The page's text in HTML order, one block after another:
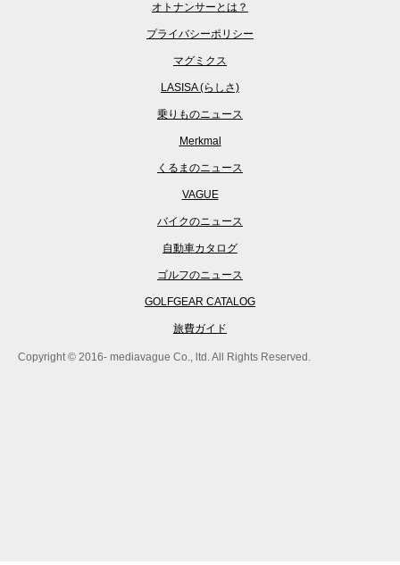
オトナンサーとは？
プライバシーポリシー
マグミクス
LASISA (らしさ)
乗りものニュース
Merkmal
くるまのニュース
VAGUE
バイクのニュース
自動車カタログ
ゴルフのニュース
GOLFGEAR CATALOG
旅費ガイド
Copyright © 2016- mediavague Co., ltd. All Rights Reserved.